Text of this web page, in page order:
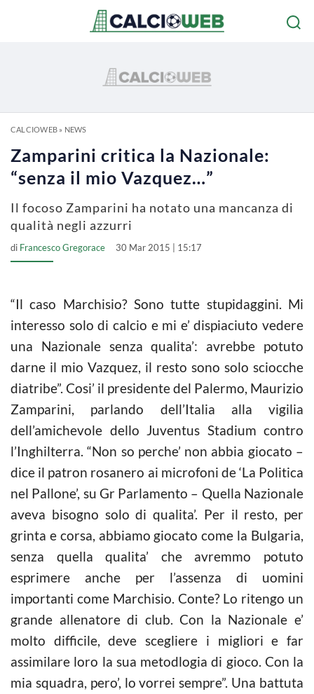
CALCIOWEB» NEWS
Zamparini critica la Nazionale:
“senza il mio Vazquez…”
Il focoso Zamparini ha notato una mancanza di
qualità negli azzurri
di Francesco Gregorace 30 Mar 2015 | 15:17
“Il caso Marchisio? Sono tutte stupidaggini. Mi
interesso solo di calcio e mi e’ dispiaciuto vedere
una Nazionale senza qualita’: avrebbe potuto
darne il mio Vazquez, il resto sono solo sciocche
diatribe”. Cosi’ il presidente del Palermo, Maurizio
Zamparini, parlando dell’Italia alla vigilia
dell’amichevole dello Juventus Stadium contro
l’Inghilterra. “Non so perche’ non abbia giocato –
dice il patron rosanero ai microfoni de ‘La Politica
nel Pallone’, su Gr Parlamento – Quella Nazionale
aveva bisogno solo di qualita’. Per il resto, per
grinta e corsa, abbiamo giocato come la Bulgaria,
senza quella qualita’ che avremmo potuto
esprimere anche per l’assenza di uomini
importanti come Marchisio. Conte? Lo ritengo un
grande allenatore di club. Con la Nazionale e’
molto difficile, deve scegliere i migliori e far
assimilare loro la sua metodlogia di gioco. Con la
mia squadra, pero’, lo vorrei sempre”. Una battuta